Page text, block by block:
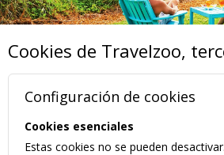
Cookies de Travelzoo,
Configuración de cookies
Cookies esenciales
Estas cookies no se pueden